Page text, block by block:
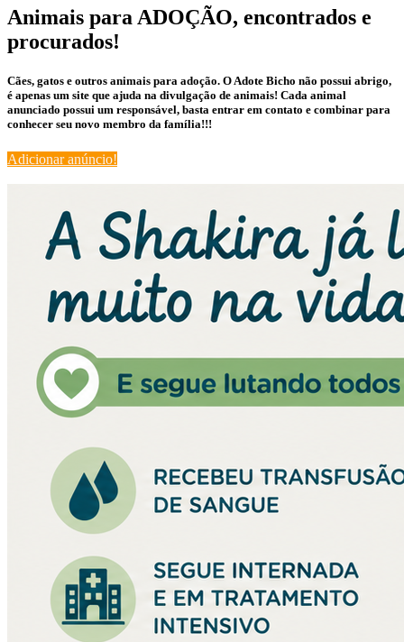
Animais para ADOÇÃO, encontrados e
procurados!
Cães, gatos e outros animais para adoção. O Adote Bicho não possui abrigo,
é apenas um site que ajuda na divulgação de animais! Cada animal
anunciado possui um responsável, basta entrar em contato e combinar para
conhecer seu novo membro da família!!!
Adicionar anúncio!